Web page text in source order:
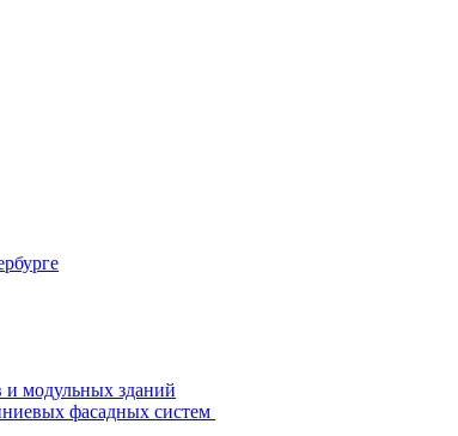
и модульных зданий
фасадных систем